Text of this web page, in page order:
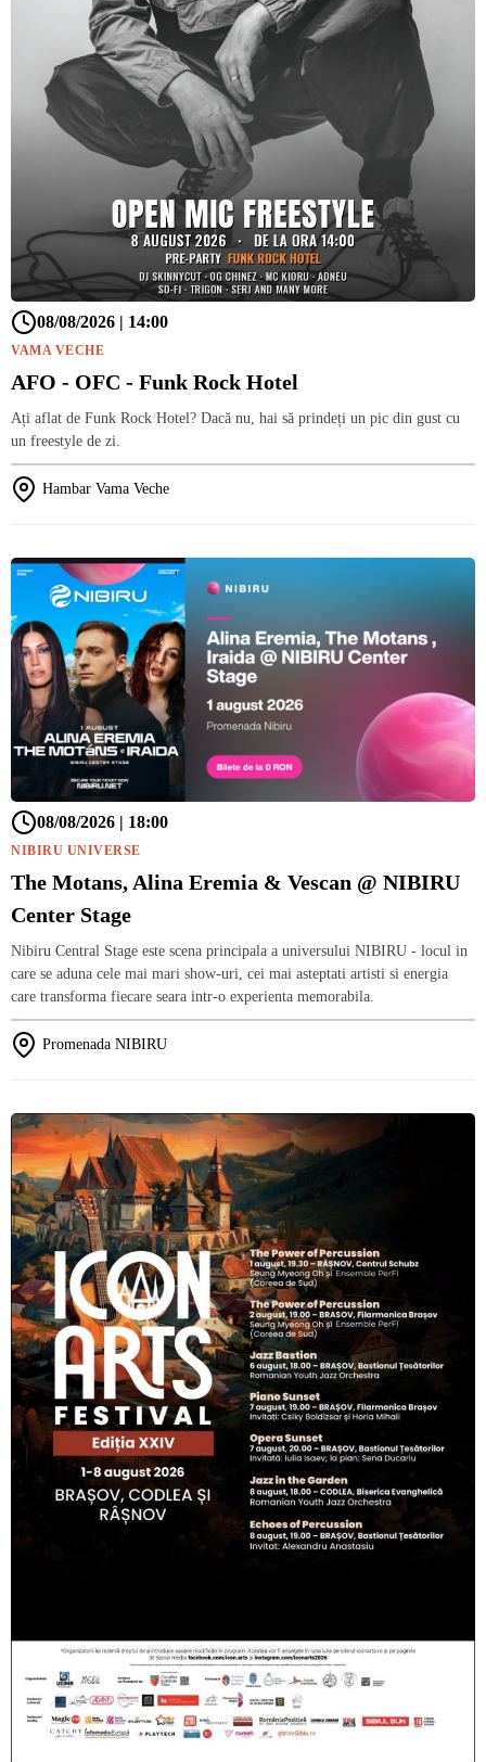
08/08/2026 | 14:00
VAMA VECHE
AFO - OFC - Funk Rock Hotel
Ați aflat de Funk Rock Hotel? Dacă nu, hai să prindeți un pic din gust cu
un freestyle de zi.
Hambar Vama Veche
08/08/2026 | 18:00
NIBIRU UNIVERSE
The Motans, Alina Eremia & Vescan @ NIBIRU
Center Stage
Nibiru Central Stage este scena principala a universului NIBIRU - locul in
care se aduna cele mai mari show-uri, cei mai asteptati artisti si energia
care transforma fiecare seara intr-o experienta memorabila.
Promenada NIBIRU